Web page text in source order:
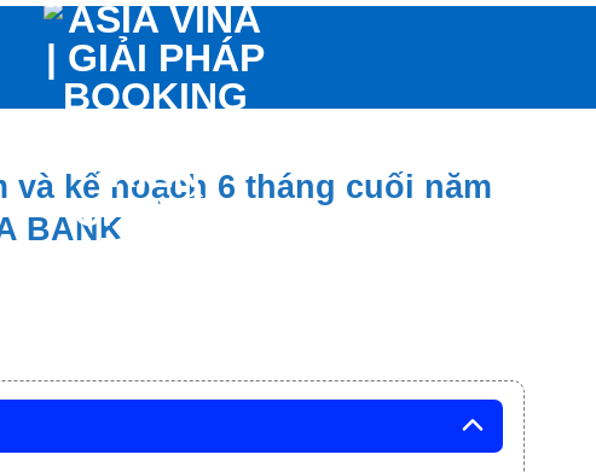
kế hoạch 6 tháng cuối năm
BANK